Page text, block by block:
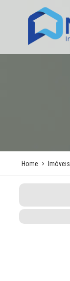
Home Imóveis